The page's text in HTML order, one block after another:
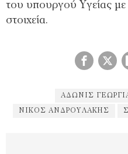
του υπουργού Υγείας
στοιχεία.
ΆΔΩΝΙΣ
ΝΊΚΟΣ ΑΝΔΡΟΥΛΆΚΗΣ